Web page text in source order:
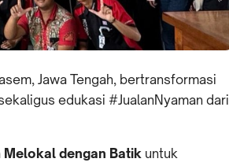
Jawa Tengah, bertransformasi
edukasi #JualanNyaman dari
Melokal dengan Batik untuk